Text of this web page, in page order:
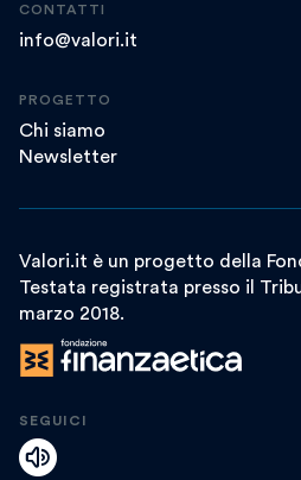
CONTATTI
info@valori.it
PROGETTO
Chi siamo
Newsletter
Valori.it è un progetto della
Testata registrata presso il
marzo 2018.
SEGUICI